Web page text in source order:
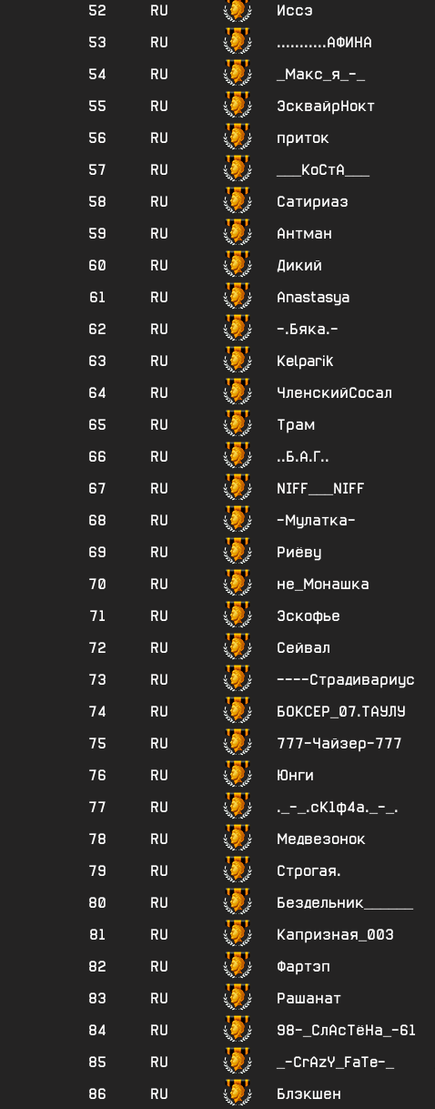
52
RU Иссэ
53
RU ...........АФИНА
54
RU _Макс_я_-_
55
RU ЭсквайрНокт
56
RU приток
57
RU ___КоСтА___
58
RU Сатириаз
59
RU Антман
60
RU Дикий
61
RU Anastasya
62
RU -.Бяка.-
63
RU Kelparik
64
RU ЧленскийСосал
65
RU Трам
66
RU ..Б.А.Г..
67
RU NIFF___NIFF
68
RU -Мулатка-
69
RU Риёву
70
RU не_Монашка
71
RU Эскофье
72
RU Сейвал
73
RU ----Страдивариус
74
RU БОКСЕР_07.ТАУЛУ
75
RU 777-Чайзер-777
76
RU Юнги
77
RU ._-_.сК1ф4а._-_.
78
RU Медвезонок
79
RU Строгая.
80
RU Бездельник______
81
RU Капризная_003
82
RU Фартэп
83
RU Рашанат
84
RU 98-_СлАсТёНа_-61
85
RU _-CrAzY_FaTe-_
86
RU Блэкшен